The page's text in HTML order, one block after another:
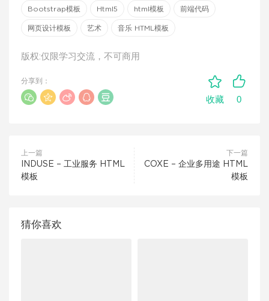
Bootstrap模板 Html5 html模板 前端代码
网页设计模板 艺术 音乐 HTML模板
版权:仅限学习交流，不可商用
收藏 0
分享到：
上一篇
INDUSE – 工业服务 HTML
模板
下一篇
COXE – 企业多用途 HTML
模板
猜你喜欢